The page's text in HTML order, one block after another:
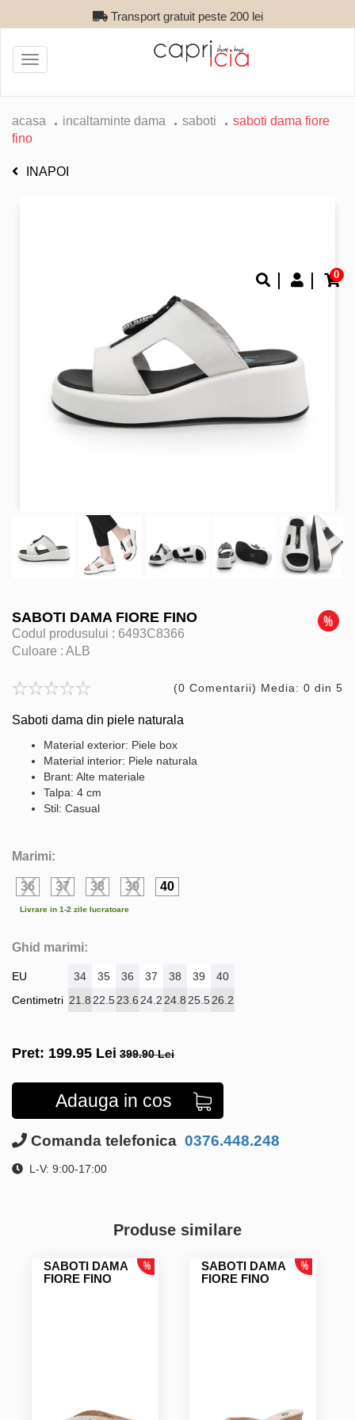
Transport gratuit peste 200 lei
0
Toggle
navigation
acasa incaltaminte dama saboti
saboti dama fiore
fino
INAPOI
SABOTI DAMA FIORE FINO
Codul produsului : 6493C8366
Culoare : ALB
(0 Comentarii) Media: 0 din 5
Saboti dama din piele naturala
Material exterior: Piele box
Material interior: Piele naturala
Brant: Alte materiale
Talpa: 4 cm
Stil: Casual
Marimi:
36 37 38 39 40
Livrare in 1-2 zile lucratoare
Ghid marimi:
EU
Centimetri
34 35 36 37 38 39
40
21.8 22.523.6 24.2 24.8 25.526.2
Pret: 199.95 Lei 399.90 Lei
Adauga in cos
Comanda telefonica 0376.448.248
L-V: 9:00-17:00
Produse similare
SABOTI DAMA
FIORE FINO
SABOTI DAMA
FIORE FINO